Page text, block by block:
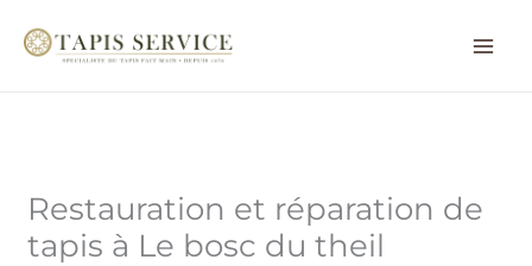
Restauration et réparation de
tapis à Le bosc du theil